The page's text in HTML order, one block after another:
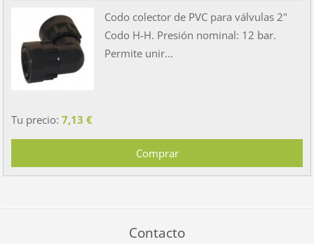
Codo colector de PVC para válvulas 2"
Codo H-H. Presión nominal: 12 bar.
Permite unir...
Tu precio: 7,13 €
Contacto